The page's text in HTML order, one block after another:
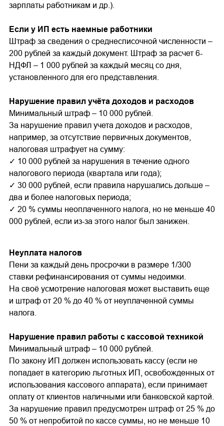
зарплаты работникам и др.).
Если у ИП есть наемные работники
Штраф за сведения о среднесписочной численности –
200 рублей за каждый документ. Штраф за расчет 6-
НДФЛ – 1 000 рублей за каждый месяц со дня,
установленного для его представления.
Нарушение правил учёта доходов и расходов
Минимальный штраф – 10 000 рублей.
За нарушение правил учета доходов и расходов,
например, за отсутствие первичных документов,
налоговая штрафует на сумму:
✓ 10 000 рублей за нарушения в течение одного
налогового периода (квартала или года);
✓ 30 000 рублей, если правила нарушались дольше –
два и более налоговых периода;
✓ 20 % суммы неоплаченного налога, но не меньше 40
000 рублей, если из-за этого налог был занижен.
Неуплата налогов
Пени за каждый день просрочки в размере 1/300
ставки рефинансирования от суммы недоимки.
На своё усмотрение налоговая может выставить еще
и штраф от 20 % до 40 % от неуплаченной суммы
налога.
Нарушение правил работы с кассовой техникой
Минимальный штраф – 10 000 рублей.
По закону ИП должен использовать кассу (если не
попадает в категорию льготных ИП, освобожденных от
использования кассового аппарата), если принимает
оплату от клиентов наличными или банковской картой.
За нарушение правил предусмотрен штраф от 25 % до
50 % от непробитой по кассе суммы, но не меньше 10